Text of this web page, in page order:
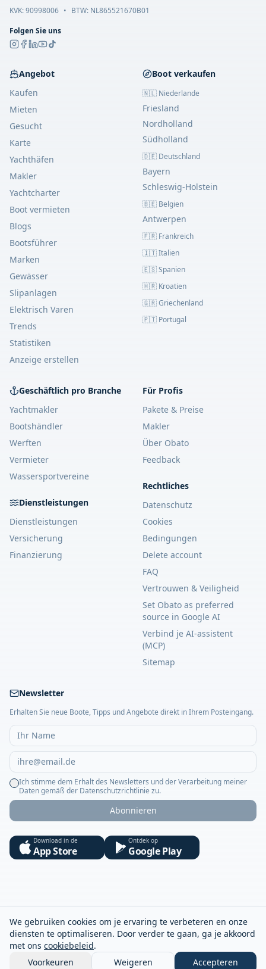
We gebruiken cookies om je ervaring te verbeteren en onze
diensten te optimaliseren. Door verder te gaan, ga je akkoord
met ons cookiebeleid.
Voorkeuren
Weigeren Accepteren
KVK:90998006 • BTW: NL865521670B01
Folgen Sie uns
Angebot
Kaufen
Mieten
Gesucht
Karte
Yachthäfen
Makler
Yachtcharter
Boot vermieten
Blogs
Bootsführer
Marken
Gewässer
Slipanlagen
Elektrisch Varen
Trends
Statistiken
Anzeige erstellen
Boot verkaufen
🇳🇱 Niederlande
Friesland
Nordholland
Südholland
🇩🇪 Deutschland
Bayern
Schleswig-Holstein
🇧🇪 Belgien
Antwerpen
🇫🇷 Frankreich
🇮🇹 Italien
🇪🇸 Spanien
🇭🇷 Kroatien
🇬🇷 Griechenland
🇵🇹 Portugal
Geschäftlich pro Branche
Yachtmakler
Bootshändler
Werften
Vermieter
Wassersportvereine
Dienstleistungen
Dienstleistungen
Versicherung
Finanzierung
Für Profis
Pakete & Preise
Makler
Über Obato
Feedback
Rechtliches
Datenschutz
Cookies
Bedingungen
Delete account
FAQ
Vertrouwen & Veiligheid
Set Obato as preferred
source in Google AI
Verbind je AI-assistent
(MCP)
Sitemap
Newsletter
Erhalten Sie neue Boote, Tipps und Angebote direkt in Ihrem Posteingang.
Ich stimme dem Erhalt des Newsletters und der Verarbeitung meiner
Daten gemäß der Datenschutzrichtlinie zu.
Abonnieren
Download in de
App Store
Ontdek op
Google Play